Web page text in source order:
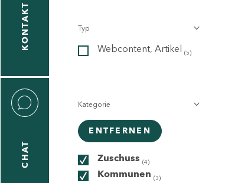
KONTAKT
CHAT
Typ
Webcontent, Artikel (5)
Kategorie
ENTFERNEN
Zuschuss (4)
Kommunen (3)